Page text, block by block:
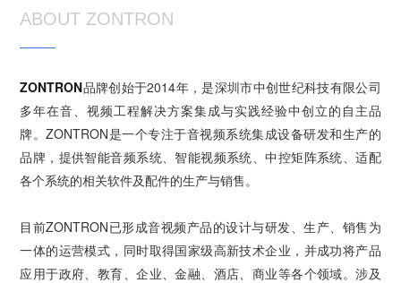
ABOUT ZONTRON
ZONTRON品牌创始于2014年，是深圳市中创世纪科技有限公司
多年在音、视频工程解决方案集成与实践经验中创立的自主品
牌。ZONTRON是一个专注于音视频系统集成设备研发和生产的
品牌，提供智能音频系统、智能视频系统、中控矩阵系统、适配
各个系统的相关软件及配件的生产与销售。
目前ZONTRON已形成音视频产品的设计与研发、生产、销售为
一体的运营模式，同时取得国家级高新技术企业，并成功将产品
应用于政府、教育、企业、金融、酒店、商业等各个领域。涉及